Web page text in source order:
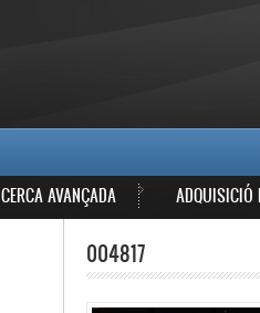
CERCA AVANÇADA ADQUISICIÓ
004817